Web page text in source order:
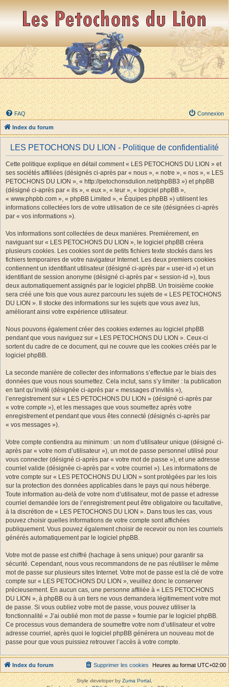
FAQ Connexion
Index du forum
LES PETOCHONS DU LION - Politique de confidentialité
Cette politique explique en détail comment « LES PETOCHONS DU LION » et
ses sociétés affiliées (désignés ci-après par « nous », « notre », « nos », « LES
PETOCHONS DU LION », « http://petochonsdulion.net/phpBB3 ») et phpBB
(désigné ci-après par « ils », « eux », « leur », « logiciel phpBB »,
« www.phpbb.com », « phpBB Limited », « Équipes phpBB ») utilisent les
informations collectées lors de votre utilisation de ce site (désignées ci-après
par « vos informations »).
Vos informations sont collectées de deux manières. Premièrement, en
naviguant sur « LES PETOCHONS DU LION », le logiciel phpBB créera
plusieurs cookies. Les cookies sont de petits fichiers texte stockés dans les
fichiers temporaires de votre navigateur Internet. Les deux premiers cookies
contiennent un identifiant utilisateur (désigné ci-après par « user-id ») et un
identifiant de session anonyme (désigné ci-après par « session-id »), tous
deux automatiquement assignés par le logiciel phpBB. Un troisième cookie
sera créé une fois que vous aurez parcouru les sujets de « LES PETOCHONS
DU LION ». Il stocke des informations sur les sujets que vous avez lus,
améliorant ainsi votre expérience utilisateur.
Nous pouvons également créer des cookies externes au logiciel phpBB
pendant que vous naviguez sur « LES PETOCHONS DU LION ». Ceux-ci
sortent du cadre de ce document, qui ne couvre que les cookies créés par le
logiciel phpBB.
La seconde manière de collecter des informations s’effectue par le biais des
données que vous nous soumettez. Cela inclut, sans s’y limiter : la publication
en tant qu’invité (désignée ci-après par « messages d’invités »),
l’enregistrement sur « LES PETOCHONS DU LION » (désigné ci-après par
« votre compte »), et les messages que vous soumettez après votre
enregistrement et pendant que vous êtes connecté (désignés ci-après par
« vos messages »).
Votre compte contiendra au minimum : un nom d’utilisateur unique (désigné ci-
après par « votre nom d’utilisateur »), un mot de passe personnel utilisé pour
vous connecter (désigné ci-après par « votre mot de passe »), et une adresse
courriel valide (désignée ci-après par « votre courriel »). Les informations de
votre compte sur « LES PETOCHONS DU LION » sont protégées par les lois
sur la protection des données applicables dans le pays qui nous héberge.
Toute information au-delà de votre nom d’utilisateur, mot de passe et adresse
courriel demandée lors de l’enregistrement peut être obligatoire ou facultative,
à la discrétion de « LES PETOCHONS DU LION ». Dans tous les cas, vous
pouvez choisir quelles informations de votre compte sont affichées
publiquement. Vous pouvez également choisir de recevoir ou non les courriels
générés automatiquement par le logiciel phpBB.
Votre mot de passe est chiffré (hachage à sens unique) pour garantir sa
sécurité. Cependant, nous vous recommandons de ne pas réutiliser le même
mot de passe sur plusieurs sites Internet. Votre mot de passe est la clé de votre
compte sur « LES PETOCHONS DU LION », veuillez donc le conserver
précieusement. En aucun cas, une personne affiliée à « LES PETOCHONS
DU LION », à phpBB ou à un tiers ne vous demandera légitimement votre mot
de passe. Si vous oubliez votre mot de passe, vous pouvez utiliser la
fonctionnalité « J’ai oublié mon mot de passe » fournie par le logiciel phpBB.
Ce processus vous demandera de soumettre votre nom d’utilisateur et votre
adresse courriel, après quoi le logiciel phpBB générera un nouveau mot de
passe pour que vous puissiez retrouver l’accès à votre compte.
Index du forum Heures au format UTC+02:00
Supprimer les cookies
Style developer byZuma Portal,